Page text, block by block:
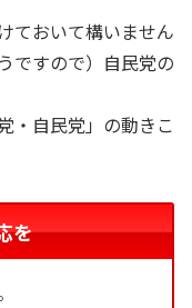
ておいて構いません
ですので）自民党の
・自民党」の動きこ
を